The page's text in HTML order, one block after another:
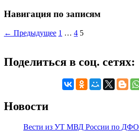
Навигация по записям
← Предыдущее 1 … 4 5
Поделиться в соц. сетях:
Новости
Вести из УТ МВД России по ДФО